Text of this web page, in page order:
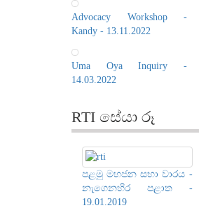
Advocacy Workshop -
Kandy - 13.11.2022
Uma Oya Inquiry -
14.03.2022
RTI සේයා රූ
පළමු මහජන සභා වාරය -
නැගෙනහිර පළාත -
19.01.2019